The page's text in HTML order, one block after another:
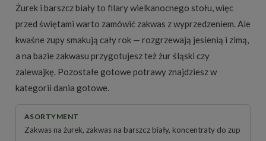
Żurek i barszcz biały to filary wielkanocnego stołu, więc
przed świętami warto zamówić zakwas z wyprzedzeniem. Ale
kwaśne zupy smakują cały rok — rozgrzewają jesienią i zimą,
a na bazie zakwasu przygotujesz też żur śląski czy
zalewajkę. Pozostałe gotowe potrawy znajdziesz w
kategorii dania gotowe
ASORTYMENT
Zakwas na żurek, zakwas na barszcz biały, koncentraty do zup